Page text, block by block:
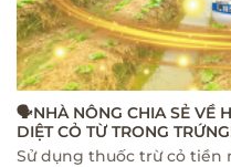
🗣NHÀ NÔNG CHIA SẺ VỀ
DIỆT CỎ TỪ TRONG
Sử dụng thuốc trừ cỏ tiền